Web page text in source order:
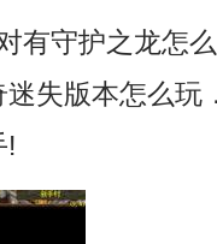
有守护之龙怎
失版本怎么玩
!